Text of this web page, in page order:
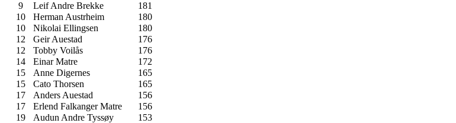
9
Leif Andre Brekke
181
10
Herman Austrheim
180
10
Nikolai Ellingsen
180
12
Geir Auestad
176
12
Tobby Voilås
176
14
Einar Matre
172
15
Anne Digernes
165
15
Cato Thorsen
165
17
Anders Auestad
156
17
Erlend Falkanger Matre
156
19
Audun Andre Tyssøy
153